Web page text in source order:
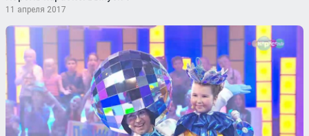
11 апреля 2017